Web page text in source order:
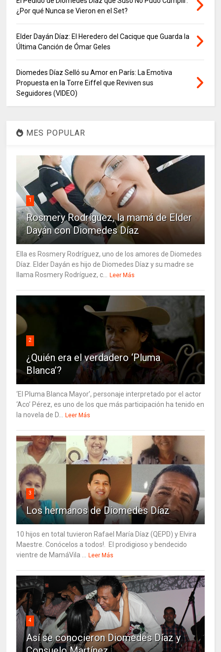
¿Por qué Nunca se Vieron en el Set?
Elder Dayán Díaz: El Heredero del Cacique que Guarda la
Última Canción de Ómar Geles
Diomedes Díaz Selló su Amor en París: La Emotiva
Propuesta en la Torre Eiffel que Reviven sus
Seguidores (VIDEO)
MES POPULAR
1
Rosmery Rodríguez, la mamá de Elder
Dayán con Diomedes Díaz
Ella es Rosmery Rodríguez, uno de los amores de Diomedes
Díaz. Elder Dayán es hijo de Diomedes Díaz y su madre se
llama Rosmery Rodríguez, c...
Leer Más
2
¿Quién era el verdadero ‘Pluma
Blanca’?
‘El Pluma Blanca Mayor’, personaje interpretado por el actor
‘Aco’ Pérez, es uno de los que más participación ha tenido en
la novela de D...
Leer Más
3
Los hermanos de Diomedes Díaz
10 hijos en total tuvieron Rafael María Díaz (QEPD) y Elvira
Maestre. Conócelos a todos!. El prodigioso y bendecido
vientre de MamáVila ...
Leer Más
4
Así se conocieron Diomedes Díaz y